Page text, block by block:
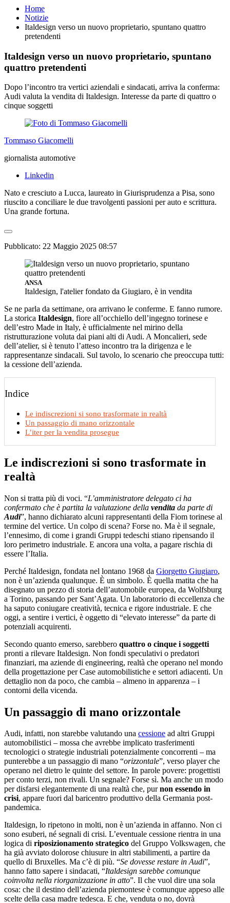
Home
Notizie
Italdesign verso un nuovo proprietario, spuntano quattro
pretendenti
Italdesign verso un nuovo proprietario, spuntano
quattro pretendenti
Dopo l’incontro tra vertici aziendali e sindacati, arriva la conferma:
Audi valuta la vendita di Italdesign. Interesse da parte di quattro o
cinque soggetti
Tommaso Giacomelli
giornalista automotive
Linkedin
Nato e cresciuto a Lucca, laureato in Giurisprudenza a Pisa, sono
riuscito a conciliare le due travolgenti passioni per auto e scrittura.
Una grande fortuna.
Pubblicato: 22 Maggio 2025 08:57
ANSA
Italdesign, l'atelier fondato da Giugiaro, è in vendita
Se ne parla da settimane, ora arrivano le conferme. E fanno rumore.
La storica Italdesign, fiore all’occhiello dell’ingegno torinese e
dell’estro Made in Italy, è ufficialmente nel mirino della
ristrutturazione voluta dai piani alti di Audi. A Moncalieri, sede
dell’atelier, si è tenuto l’atteso incontro tra la dirigenza e le
rappresentanze sindacali. Sul tavolo, lo scenario che preoccupa tutti:
la cessione dell’azienda.
Indice
Le indiscrezioni si sono trasformate in realtà
Un passaggio di mano orizzontale
L’iter per la vendita prosegue
Le indiscrezioni si sono trasformate in
realtà
Non si tratta più di voci. “L’amministratore delegato ci ha
confermato che è partita la valutazione della vendita da parte di
Audi”, hanno dichiarato alcuni rappresentanti della Fiom torinese al
termine del vertice. Un colpo di scena? Forse no. Ma è il segnale,
l’ennesimo, di come i grandi Gruppi tedeschi stiano ripensando il
loro perimetro industriale. E ancora una volta, a pagare rischia di
essere l’Italia.
Perché Italdesign, fondata nel lontano 1968 da Giorgetto Giugiaro,
non è un’azienda qualunque. È un simbolo. È quella matita che ha
disegnato un pezzo di storia dell’automobile europea, da Wolfsburg
a Torino, passando per Sant’Agata. Un laboratorio di eccellenza che
ha saputo coniugare creatività, tecnica e rigore industriale. E che
oggi, a sentire i vertici, è oggetto di “elevato interesse” da parte di
potenziali acquirenti.
Secondo quanto emerso, sarebbero quattro o cinque i soggetti
pronti a rilevare Italdesign. Non fondi speculativi o predatori
finanziari, ma aziende di engineering, realtà che operano nel mondo
della progettazione per Case automobilistiche e settori adiacenti. Un
dettaglio non da poco, che cambia – almeno in apparenza – i
contorni della vicenda.
Un passaggio di mano orizzontale
Audi, infatti, non starebbe valutando una cessione ad altri Gruppi
automobilistici – mossa che avrebbe implicato trasferimenti
tecnologici o strategie industriali potenzialmente concorrenti – ma
punterebbe a un passaggio di mano “orizzontale”, verso player che
operano nel dietro le quinte del settore. In parole povere: progettisti
per conto terzi, non rivali. Un segnale? Forse sì. Ma anche un modo
per disfarsi elegantemente di una realtà che, purnon essendo in
crisi, appare fuori dal baricentro produttivo della Germania post-
pandemica.
Italdesign, lo ripetono in molti, non è un’azienda in affanno. Non ci
sono esuberi, né segnali di crisi. L’eventuale cessione rientra in una
logica di riposizionamento strategico del Gruppo Volkswagen, che
ha già avviato dolorose chiusure in altri stabilimenti, a partire da
quello di Bruxelles. Ma c’è di più. “Se dovesse restare in Audi”,
hanno fatto sapere i sindacati, “Italdesign sarebbe comunque
coinvolta nella riorganizzazione in atto”. Il che vuol dire una sola
cosa: che il destino dell’azienda piemontese è comunque appeso alle
scelte della casa madre tedesca. E che, venduta o no, dovrà